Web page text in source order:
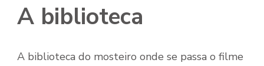
A biblioteca
A biblioteca do mosteiro onde se passa o filme